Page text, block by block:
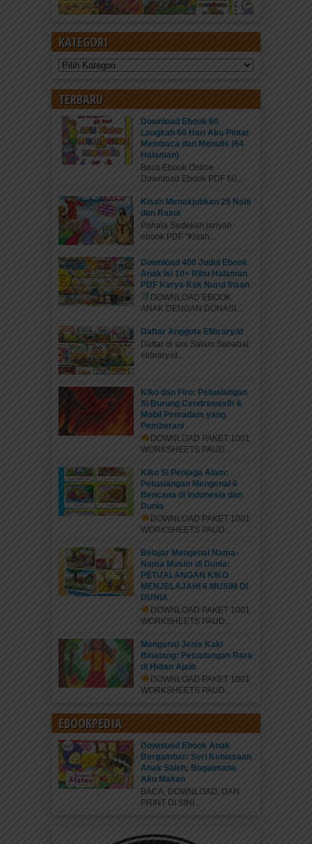
KATEGORI
Kategori
TERBARU
Download Ebook 60
Langkah 60 Hari Aku Pintar
Membaca dan Menulis (64
Halaman)
Baca Ebook Online
Download Ebook PDF 60...
Kisah Menakjubkan 25 Nabi
dan Rasul
Pahala Sedekah jariyah
ebook PDF “Kisah...
Download 400 Judul Ebook
Anak Isi 10+ Ribu Halaman
PDF Karya Kak Nurul Ihsan
DOWNLOAD EBOOK
ANAK DENGAN DONASI...
Daftar Anggota Elibrary.id
Daftar di sini Salam Sahabat
elibrary.id...
Kiko dan Firo: Petualangan
Si Burung Cendrawasih &
Mobil Pemadam yang
Pemberani
DOWNLOAD PAKET 1001
WORKSHEETS PAUD...
Kiko Si Penjaga Alam:
Petualangan Mengenal 6
Bencana di Indonesia dan
Dunia
DOWNLOAD PAKET 1001
WORKSHEETS PAUD...
Belajar Mengenal Nama-
Nama Musim di Dunia:
PETUALANGAN KIKO
MENJELAJAHI 6 MUSIM DI
DUNIA
DOWNLOAD PAKET 1001
WORKSHEETS PAUD...
Mengenal Jenis Kaki
Binatang: Petualangan Rara
di Hutan Ajaib
DOWNLOAD PAKET 1001
WORKSHEETS PAUD...
EBOOKPEDIA
Download Ebook Anak
Bergambar: Seri Kebiasaan
Anak Saleh; Bagaimana
Aku Makan
BACA, DOWNLOAD, DAN
PRINT DI SINI...